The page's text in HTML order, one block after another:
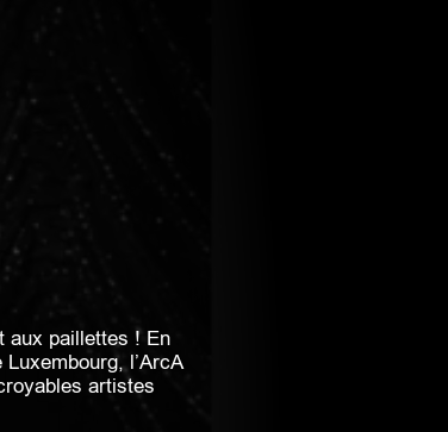
aux paillettes ! En
l’ArcA
artistes